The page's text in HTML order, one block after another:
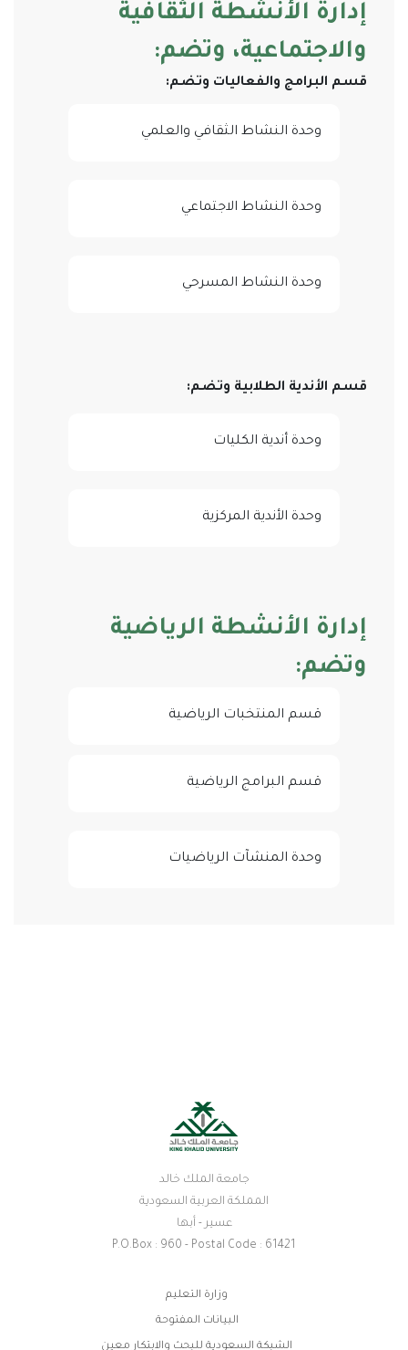
إدارة الأنشطة الثقافية
والاجتماعية، وتضم:
قسم البرامج والفعاليات وتضم:
وحدة النشاط الثقافي والعلمي
وحدة النشاط الاجتماعي
وحدة النشاط المسرحي
قسم الأندية الطلابية وتضم:
وحدة أندية الكليات
وحدة الأندية المركزية
إدارة الأنشطة الرياضية
وتضم:
قسم المنتخبات الرياضية
قسم البرامج الرياضية
وحدة المنشآت الرياضيات
جامعة الملك خالد
المملكة العربية السعودية
عسير - أبها
P.O.Box : 960 - Postal Code : 61421
وزارة التعليم
البيانات المفتوحة
الشبكة السعودية للبحث والابتكار معين